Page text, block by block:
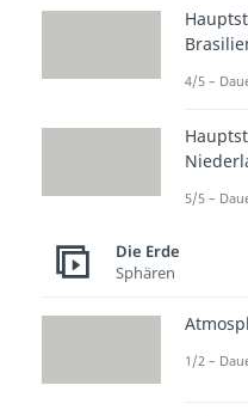
In
die
und
Stunde
weniger
Stunde
4/5 –
5/5 –
Die Erde
Sphären
1/2 –